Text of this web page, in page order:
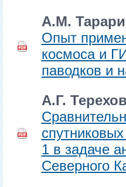
А.М.
Опыт
космоса и
паводков и
А.Г.
1 в задаче
Северного